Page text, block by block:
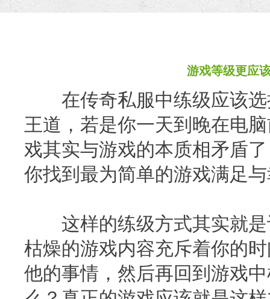
游戏等级更应
在传奇私服中练级应该选
王道，若是你一天到晚在电
戏其实与游戏的本质相矛盾
你找到最为简单的游戏满足
这样的练级方式其实就是
枯燥的游戏内容充斥着你的
他的事情，然后再回到游戏